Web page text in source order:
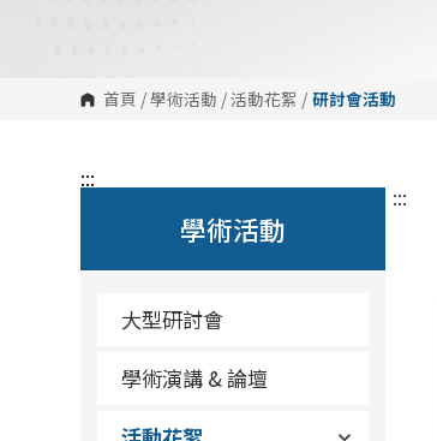
首頁 /學術活動 /活動花絮 / 研討會活動
:::
學術活動
大型研討會
學術演講 & 論壇
:::